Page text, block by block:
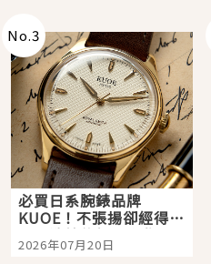
No.3
必買日系腕錶品牌
KUOE！不張揚卻經得起
時間洗鍊的經典之作五
選
2026年07月20日